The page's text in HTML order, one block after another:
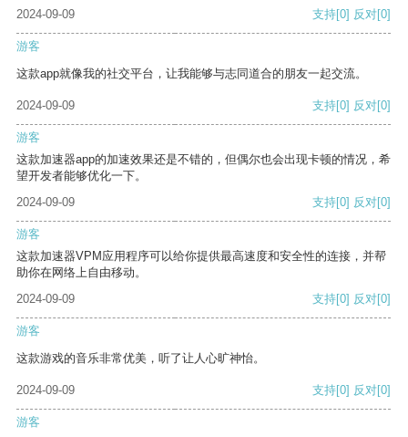
2024-09-09 支持[0] 反对[0]
游客
这款app就像我的社交平台，让我能够与志同道合的朋友一起交流。
2024-09-09 支持[0] 反对[0]
游客
这款加速器app的加速效果还是不错的，但偶尔也会出现卡顿的情况，希
望开发者能够优化一下。
2024-09-09
支持[0] 反对[0]
游客
这款加速器VPM应用程序可以给你提供最高速度和安全性的连接，并帮
助你在网络上自由移动。
2024-09-09
支持[0] 反对[0]
游客
这款游戏的音乐非常优美，听了让人心旷神怡。
2024-09-09 支持[0] 反对[0]
游客